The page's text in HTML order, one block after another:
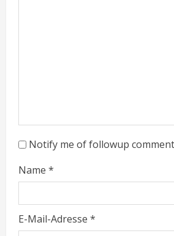
Notify me of followup
Name *
E-Mail-Adresse *